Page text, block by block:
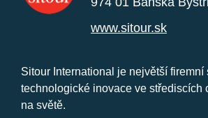
www.sitour.sk
Sitour International je největší firemní
technologické inovace ve střediscích
na světě.